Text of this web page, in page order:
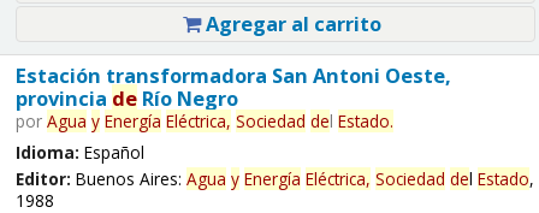
Agregar al carrito
Estación transformadora San Antoni Oeste,
provincia deRío Negro
por Agua y Energía Eléctrica, Sociedad del Estado.
Idioma: Español
Editor: Buenos Aires: Agua y Energía Eléctrica, Sociedad del Estado,
1988